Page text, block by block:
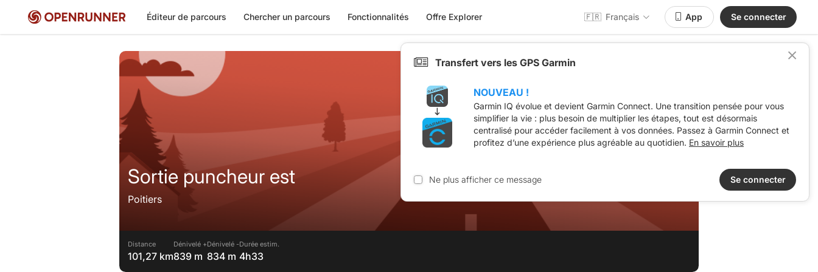
Éditeur de parcours Chercher un parcours Fonctionnalités Offre Explorer 🇫🇷 Français App Se connecter
Sortie puncheur est
Poitiers
Distance
101,27 km
Dénivelé +
839 m
Dénivelé -
834 m
Durée estim.
4h33
Transfert vers les GPS Garmin
NOUVEAU !
Garmin IQ évolue et devient Garmin Connect. Une transition pensée pour vous
simplifier la vie : plus besoin de multiplier les étapes, tout est désormais
centralisé pour accéder facilement à vos données. Passez à Garmin Connect et
profitez d’une expérience plus agréable au quotidien. En savoir plus
Ne plus afficher ce message Se connecter